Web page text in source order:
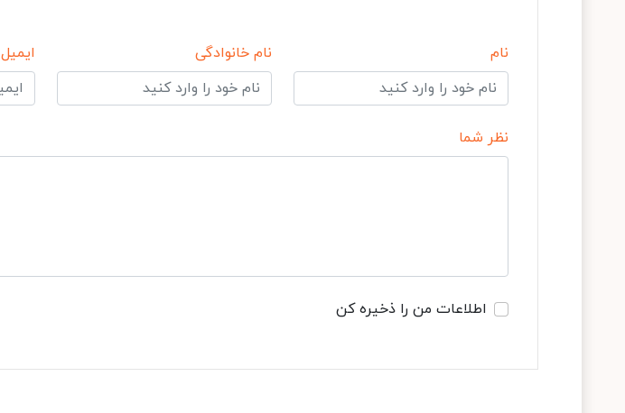
نام نام خانوادگی ایمیل
نظر شما
اطلاعات من را ذخیره کن